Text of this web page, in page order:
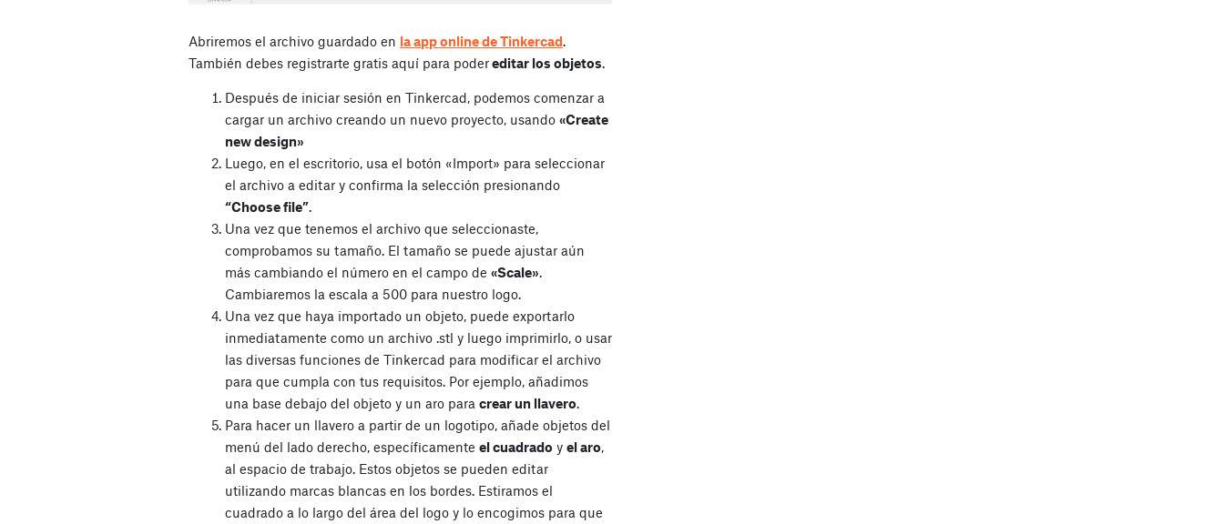
Abriremos el archivo guardado en la app online de Tinkercad.
También debes registrarte gratis aquí para podereditar los objetos.
Después de iniciar sesión en Tinkercad, podemos comenzar a
cargar un archivo creando un nuevo proyecto, usando «Create
new design»
Luego, en el escritorio, usa el botón «Import» para seleccionar
el archivo a editar y confirma la selección presionando
“Choose file”.
Una vez que tenemos el archivo que seleccionaste,
comprobamos su tamaño. El tamaño se puede ajustar aún
más cambiando el número en el campo de «Scale».
Cambiaremos la escala a 500 para nuestro logo.
Una vez que haya importado un objeto, puede exportarlo
inmediatamente como un archivo .stl y luego imprimirlo, o usar
las diversas funciones de Tinkercad para modificar el archivo
para que cumpla con tus requisitos. Por ejemplo, añadimos
una base debajo del objeto y un aro para crear un llavero.
Para hacer un llavero a partir de un logotipo, añade objetos del
menú del lado derecho, específicamente el cuadrado y el aro,
al espacio de trabajo. Estos objetos se pueden editar
utilizando marcas blancas en los bordes. Estiramos el
cuadrado a lo largo del área del logo y lo encogimos para que